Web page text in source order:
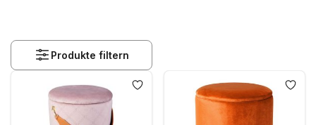
Produkte filtern